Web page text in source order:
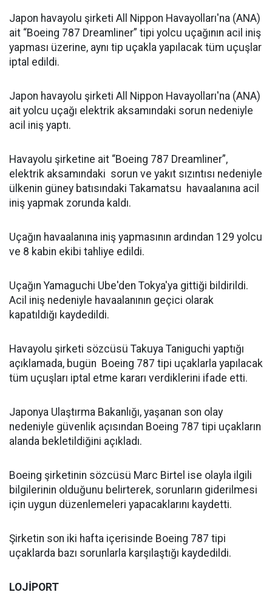
Japon havayolu şirketi All Nippon Havayolları'na (ANA)
ait “Boeing 787 Dreamliner” tipi yolcu uçağının acil iniş
yapması üzerine, aynı tip uçakla yapılacak tüm uçuşlar
iptal edildi.
Japon havayolu şirketi All Nippon Havayolları'na (ANA)
ait yolcu uçağı elektrik aksamındaki sorun nedeniyle
acil iniş yaptı.
Havayolu şirketine ait “Boeing 787 Dreamliner”,
elektrik aksamındaki sorun ve yakıt sızıntısı nedeniyle
ülkenin güney batısındaki Takamatsu havaalanına acil
iniş yapmak zorunda kaldı.
Uçağın havaalanına iniş yapmasının ardından 129 yolcu
ve 8 kabin ekibi tahliye edildi.
Uçağın Yamaguchi Ube'den Tokya'ya gittiği bildirildi.
Acil iniş nedeniyle havaalanının geçici olarak
kapatıldığı kaydedildi.
Havayolu şirketi sözcüsü Takuya Taniguchi yaptığı
açıklamada, bugün Boeing 787 tipi uçaklarla yapılacak
tüm uçuşları iptal etme kararı verdiklerini ifade etti.
Japonya Ulaştırma Bakanlığı, yaşanan son olay
nedeniyle güvenlik açısından Boeing 787 tipi uçakların
alanda bekletildiğini açıkladı.
Boeing şirketinin sözcüsü Marc Birtel ise olayla ilgili
bilgilerinin olduğunu belirterek, sorunların giderilmesi
için uygun düzenlemeleri yapacaklarını kaydetti.
Şirketin son iki hafta içerisinde Boeing 787 tipi
uçaklarda bazı sorunlarla karşılaştığı kaydedildi.
LOJİPORT